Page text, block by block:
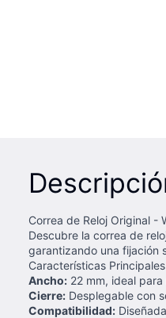
Correa de Reloj Original -
Descubre la correa de
garantizando una fijación
Características Principales
Ancho: 22 mm, ideal
Cierre: Desplegable con
Compatibilidad: